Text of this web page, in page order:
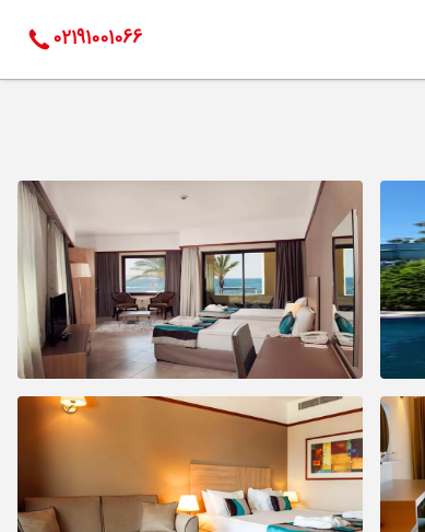
02191001066